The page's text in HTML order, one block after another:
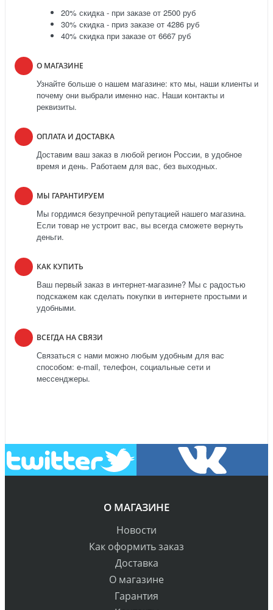
20% скидка - при заказе от 2500 руб
30% скидка - приз заказе от 4286 руб
40% скидка при заказе от 6667 руб
О МАГАЗИНЕ
Узнайте больше о нашем магазине: кто мы, наши клиенты и
почему они выбрали именно нас. Наши контакты и
реквизиты.
ОПЛАТА И ДОСТАВКА
Доставим ваш заказ в любой регион России, в удобное
время и день. Работаем для вас, без выходных.
МЫ ГАРАНТИРУЕМ
Мы гордимся безупречной репутацией нашего магазина.
Если товар не устроит вас, вы всегда сможете вернуть
деньги.
КАК КУПИТЬ
Ваш первый заказ в интернет-магазине? Мы с радостью
подскажем как сделать покупки в интернете простыми и
удобными.
ВСЕГДА НА СВЯЗИ
Связаться с нами можно любым удобным для вас
способом: e-mail, телефон, социальные сети и
мессенджеры.
О МАГАЗИНЕ
Новости
Как оформить заказ
Доставка
О магазине
Гарантия